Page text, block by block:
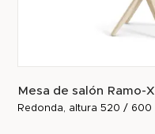
Mesa de salón Ramo-X
Redonda, altura 520 / 600